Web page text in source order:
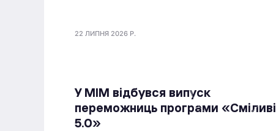
22 ЛИПНЯ 2026 Р.
У МІМ відбувся випуск
переможниць програми «Сміливі
5.0»